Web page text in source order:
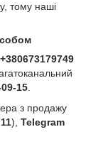
тому наші
+380673179749
15
з продажу
), Telegram